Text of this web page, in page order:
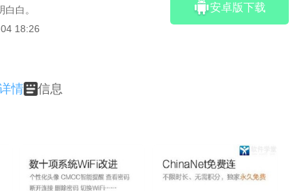
白。
18:26
安卓版下载
情 信息